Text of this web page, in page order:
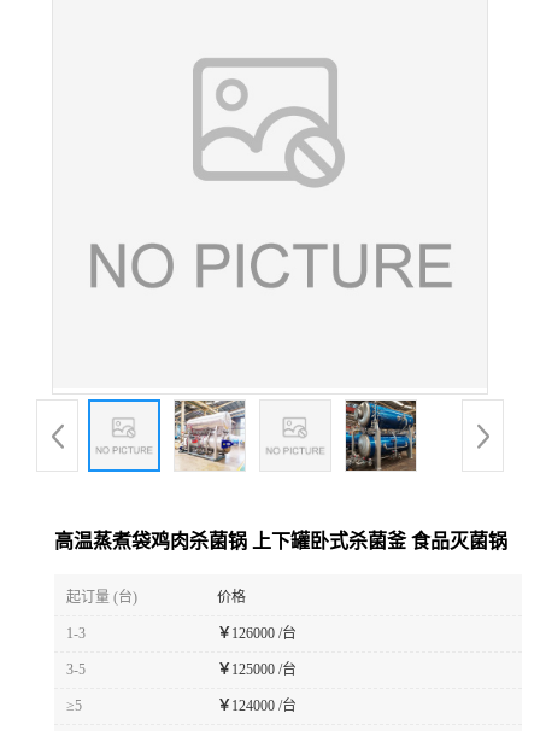
高温蒸煮袋鸡肉杀菌锅 上下罐卧式杀菌釜 食品灭菌锅
起订量 (台) 价格
1-3 ￥ 126000 /台
3-5 ￥ 125000 /台
≥5 ￥ 124000 /台